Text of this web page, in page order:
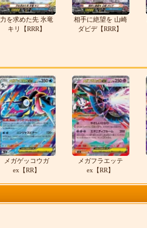
力を求めた先 氷竜
キリ【RRR】
相手に絶望を 山崎
ダビデ【RRR】
メガゲッコウガ
ex【RR】
メガフラエッテ
ex【RR】